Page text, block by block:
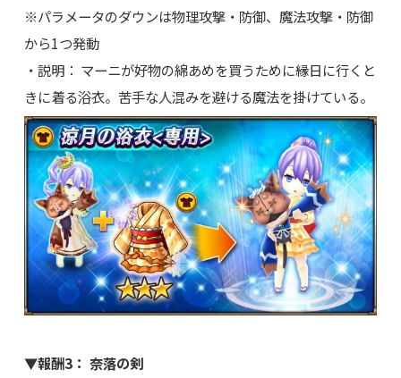
※パラメータのダウンは物理攻撃・防御、魔法攻撃・防御
から1つ発動
・説明： マーニが好物の綿あめを買うために縁日に行くと
きに着る浴衣。苦手な人混みを避ける魔法を掛けている。
▼報酬3： 奈落の剣